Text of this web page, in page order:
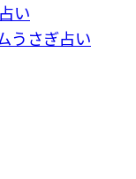
い
うさぎ占い